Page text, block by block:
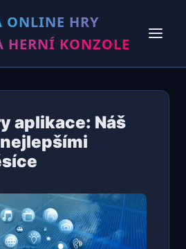
ONLINE HRY
HERNÍ KONZOLE
aplikace: Náš